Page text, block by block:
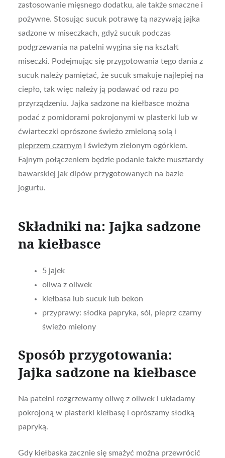
zastosowanie mięsnego dodatku, ale także smaczne i
pożywne. Stosując sucuk potrawę tą nazywają jajka
sadzone w miseczkach, gdyż sucuk podczas
podgrzewania na patelni wygina się na kształt
miseczki. Podejmując się przygotowania tego dania z
sucuk należy pamiętać, że sucuk smakuje najlepiej na
ciepło, tak więc należy ją podawać od razu po
przyrządzeniu. Jajka sadzone na kiełbasce można
podać z pomidorami pokrojonymi w plasterki lub w
ćwiarteczki oprószone świeżo zmieloną solą i
pieprzem czarnym i świeżym zielonym ogórkiem.
Fajnym połączeniem będzie podanie także musztardy
bawarskiej jak dipów przygotowanych na bazie
jogurtu.
Składniki na: Jajka sadzone
na kiełbasce
5 jajek
oliwa z oliwek
kiełbasa lub sucuk lub bekon
przyprawy: słodka papryka, sól, pieprz czarny
świeżo mielony
Sposób przygotowania:
Jajka sadzone na kiełbasce
Na patelni rozgrzewamy oliwę z oliwek i układamy
pokrojoną w plasterki kiełbasę i oprószamy słodką
papryką.
Gdy kiełbaska zacznie się smażyć można przewrócić